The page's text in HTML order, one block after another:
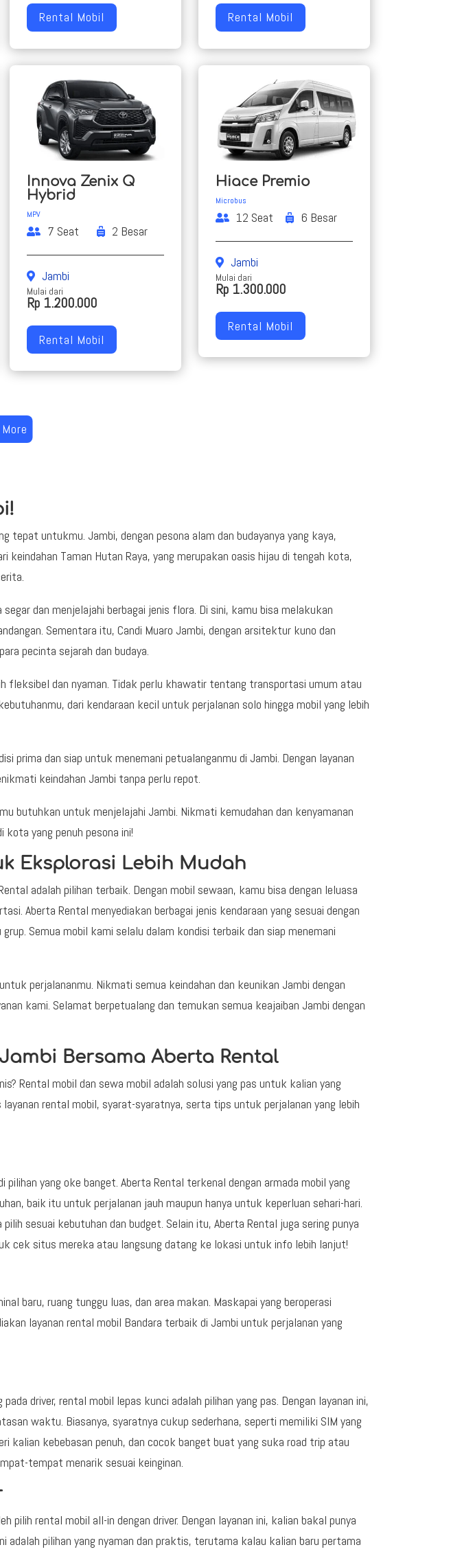
Rental Mobil Rental Mobil
Innova Zenix Q
Hybrid
MPV
7 Seat 2 Besar
Jambi
Mulai dari
Rp 1.200.000
Rental Mobil
Hiace Premio
Microbus
12 Seat 6 Besar
Jambi
Mulai dari
Rp 1.300.000
Rental Mobil
tepat untukmu. Jambi, dengan pesona alam dan budayanya yang kaya,
Taman Hutan Raya, yang merupakan oasis hijau di tengah kota,
dan menjelajahi berbagai jenis flora. Di sini, kamu bisa melakukan
Sementara itu, Candi Muaro Jambi, dengan arsitektur kuno dan
pecinta sejarah dan budaya.
fleksibel dan nyaman. Tidak perlu khawatir tentang transportasi umum atau
dari kendaraan kecil untuk perjalanan solo hingga mobil yang lebih
prima dan siap untuk menemani petualanganmu di Jambi. Dengan layanan
keindahan Jambi tanpa perlu repot.
butuhkan untuk menjelajahi Jambi. Nikmati kemudahan dan kenyamanan
yang penuh pesona ini!
Eksplorasi Lebih Mudah
adalah pilihan terbaik. Dengan mobil sewaan, kamu bisa dengan leluasa
Aberta Rental menyediakan berbagai jenis kendaraan yang sesuai dengan
Semua mobil kami selalu dalam kondisi terbaik dan siap menemani
perjalananmu. Nikmati semua keindahan dan keunikan Jambi dengan
kami. Selamat berpetualang dan temukan semua keajaiban Jambi dengan
Bersama Aberta Rental
Rental mobil dan sewa mobil adalah solusi yang pas untuk kalian yang
rental mobil, syarat-syaratnya, serta tips untuk perjalanan yang lebih
yang oke banget. Aberta Rental terkenal dengan armada mobil yang
baik itu untuk perjalanan jauh maupun hanya untuk keperluan sehari-hari.
sesuai kebutuhan dan budget. Selain itu, Aberta Rental juga sering punya
cek situs mereka atau langsung datang ke lokasi untuk info lebih lanjut!
baru, ruang tunggu luas, dan area makan. Maskapai yang beroperasi
layanan rental mobil Bandara terbaik di Jambi untuk perjalanan yang
driver, rental mobil lepas kunci adalah pilihan yang pas. Dengan layanan ini,
waktu. Biasanya, syaratnya cukup sederhana, seperti memiliki SIM yang
kalian kebebasan penuh, dan cocok banget buat yang suka road trip atau
tempat menarik sesuai keinginan.
pilih rental mobil all-in dengan driver. Dengan layanan ini, kalian bakal punya
adalah pilihan yang nyaman dan praktis, terutama kalau kalian baru pertama